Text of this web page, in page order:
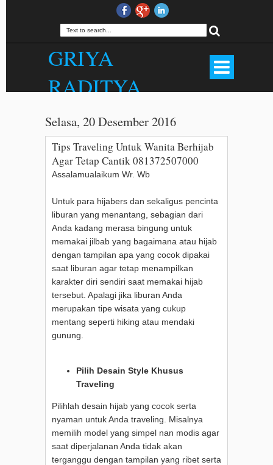
GRIYA
RADITYA
Kerudung, Mukena, Dll. Kualitas Butik
Harga Menarik. . WA 081372507000.
Selasa, 20 Desember 2016
Tips Traveling Untuk Wanita Berhijab
Agar Tetap Cantik 081372507000
Assalamualaikum Wr. Wb
Untuk para hijabers dan sekaligus pencinta
liburan yang menantang, sebagian dari
Anda kadang merasa bingung untuk
memakai jilbab yang bagaimana atau hijab
dengan tampilan apa yang cocok dipakai
saat liburan agar tetap menampilkan
karakter diri sendiri saat memakai hijab
tersebut. Apalagi jika liburan Anda
merupakan tipe wisata yang cukup
mentang seperti hiking atau mendaki
gunung.
Pilih Desain Style Khusus
Traveling
Pilihlah desain hijab yang cocok serta
nyaman untuk Anda traveling. Misalnya
memilih model yang simpel nan modis agar
saat diperjalanan Anda tidak akan
terganggu dengan tampilan yang ribet serta